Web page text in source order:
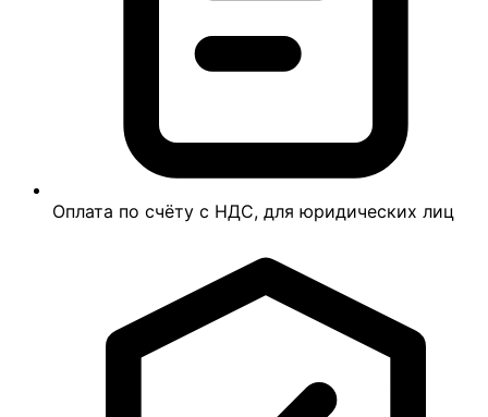
Оплата по счёту с НДС, для юридических лиц